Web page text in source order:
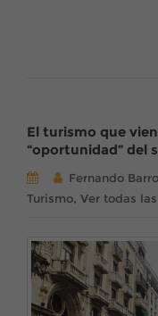
El turismo que
“oportunidad” del
Fernando
Turismo, Ver todas